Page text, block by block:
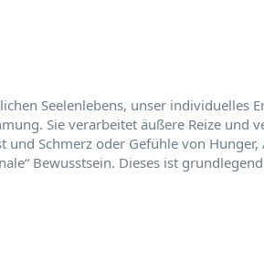
Seelenlebens, unser individuelles
Sie verarbeitet äußere Reize und
Schmerz oder Gefühle von Hunger,
Bewusstsein. Dieses ist